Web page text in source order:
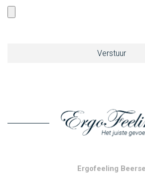
Ergofeeling Beerse